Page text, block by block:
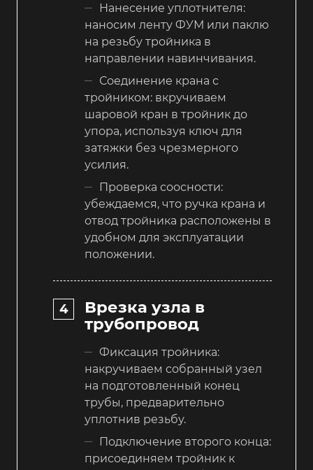
Нанесение уплотнителя:
наносим ленту ФУМ или паклю
на резьбу тройника в
направлении навинчивания.
Соединение крана с
тройником: вкручиваем
шаровой кран в тройник до
упора, используя ключ для
затяжки без чрезмерного
усилия.
Проверка соосности:
убеждаемся, что ручка крана и
отвод тройника расположены в
удобном для эксплуатации
положении.
Врезка узла в
трубопровод
Фиксация тройника:
накручиваем собранный узел
на подготовленный конец
трубы, предварительно
уплотнив резьбу.
Подключение второго конца:
присоединяем тройник к